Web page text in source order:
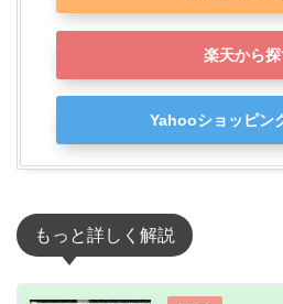
楽天から
Yahooショッピン
もっと詳しく解説